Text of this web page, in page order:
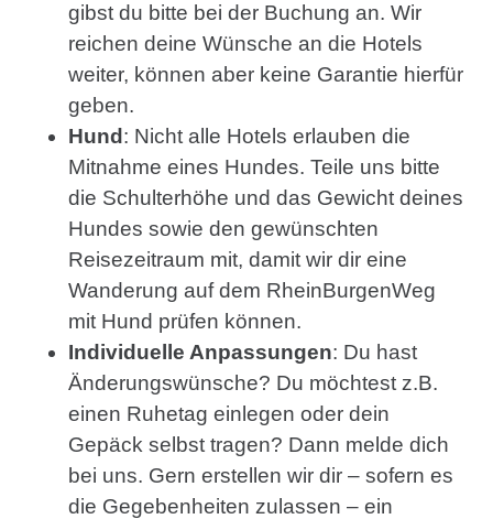
gibst du bitte bei der Buchung an. Wir
reichen deine Wünsche an die Hotels
weiter, können aber keine Garantie hierfür
geben.
Hund : Nicht alle Hotels erlauben die
Mitnahme eines Hundes. Teile uns bitte
die Schulterhöhe und das Gewicht deines
Hundes sowie den gewünschten
Reisezeitraum mit, damit wir dir eine
Wanderung auf dem RheinBurgenWeg
mit Hund prüfen können.
Individuelle Anpassungen: Du hast
Änderungswünsche? Du möchtest z.B.
einen Ruhetag einlegen oder dein
Gepäck selbst tragen? Dann melde dich
bei uns. Gern erstellen wir dir – sofern es
die Gegebenheiten zulassen – ein